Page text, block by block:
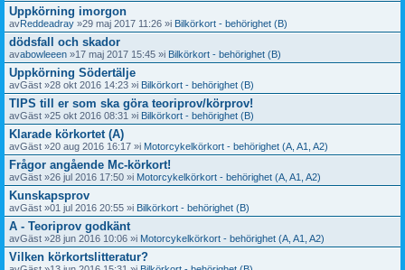
Uppkörning imorgon
avReddeadray »29 maj 2017 11:26 »i Bilkörkort - behörighet (B)
dödsfall och skador
avabowleeen »17 maj 2017 15:45 »i Bilkörkort - behörighet (B)
Uppkörning Södertälje
avGäst »28 okt 2016 14:23 »i Bilkörkort - behörighet (B)
TIPS till er som ska göra teoriprov/körprov!
avGäst »25 okt 2016 08:31 »i Bilkörkort - behörighet (B)
Klarade körkortet (A)
avGäst »20 aug 2016 16:17 »i Motorcykelkörkort - behörighet (A, A1, A2)
Frågor angående Mc-körkort!
avGäst »26 jul 2016 17:50 »i Motorcykelkörkort - behörighet (A, A1, A2)
Kunskapsprov
avGäst »01 jul 2016 20:55 »i Bilkörkort - behörighet (B)
A - Teoriprov godkänt
avGäst »28 jun 2016 10:06 »i Motorcykelkörkort - behörighet (A, A1, A2)
Vilken körkortslitteratur?